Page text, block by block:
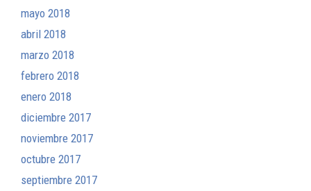
mayo 2018
abril 2018
marzo 2018
febrero 2018
enero 2018
diciembre 2017
noviembre 2017
octubre 2017
septiembre 2017